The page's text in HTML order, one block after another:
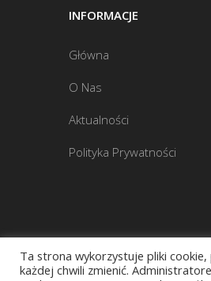
INFORMACJE
Główna
O Nas
Aktualności
Polityka Prywatności
Ta strona wykorzystuje pliki
każdej chwili zmienić.